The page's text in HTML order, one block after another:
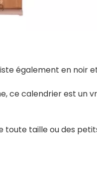
également en noir
ce calendrier est un
toute taille ou des